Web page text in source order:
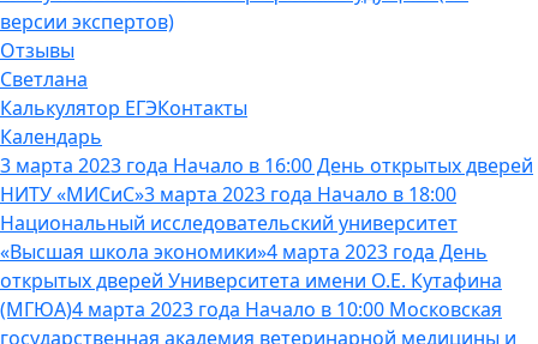
версии экспертов)
Отзывы
Светлана
Калькулятор ЕГЭКонтакты
Календарь
3 марта 2023 года Начало в 16:00 День открытых дверей
НИТУ «МИСиС»3 марта 2023 года Начало в 18:00
Национальный исследовательский университет
«Высшая школа экономики»4 марта 2023 года День
открытых дверей Университета имени О.Е. Кутафина
(МГЮА)4 марта 2023 года Начало в 10:00 Московская
государственная академия ветеринарной медицины и